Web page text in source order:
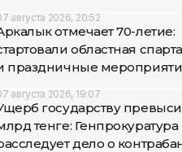
августа 2026, 20:52
отмечает 70-летие:
областная
праздничные
августа 2026, 19:07
государству
тенге: Генпрокуратура
дело о